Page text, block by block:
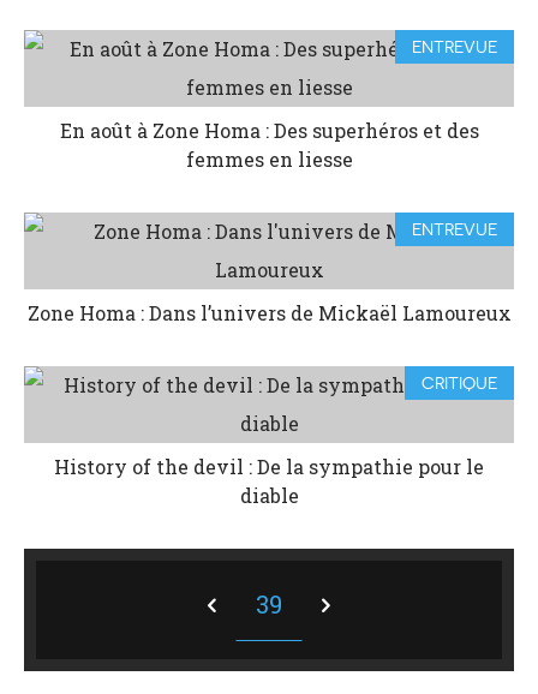
ENTREVUE
En août à Zone Homa : Des superhéros et des
femmes en liesse
ENTREVUE
Zone Homa : Dans l’univers de Mickaël Lamoureux
CRITIQUE
History of the devil : De la sympathie pour le
diable
39